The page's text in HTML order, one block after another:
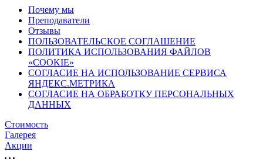
Почему мы
Преподаватели
Отзывы
ПОЛЬЗОВАТЕЛЬСКОЕ СОГЛАШЕНИЕ
ПОЛИТИКА ИСПОЛЬЗОВАНИЯ ФАЙЛОВ
«COOKIE»
СОГЛАСИЕ НА ИСПОЛЬЗОВАНИЕ СЕРВИСА
ЯНДЕКС.МЕТРИКА
СОГЛАСИЕ НА ОБРАБОТКУ ПЕРСОНАЛЬНЫХ
ДАННЫХ
Стоимость
Галерея
Акции